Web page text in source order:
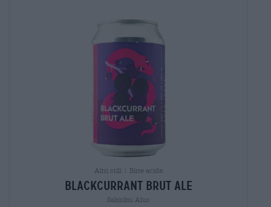
Altri stili | Birre acide
blackcurrant brut ale
Sakiskiu Alus